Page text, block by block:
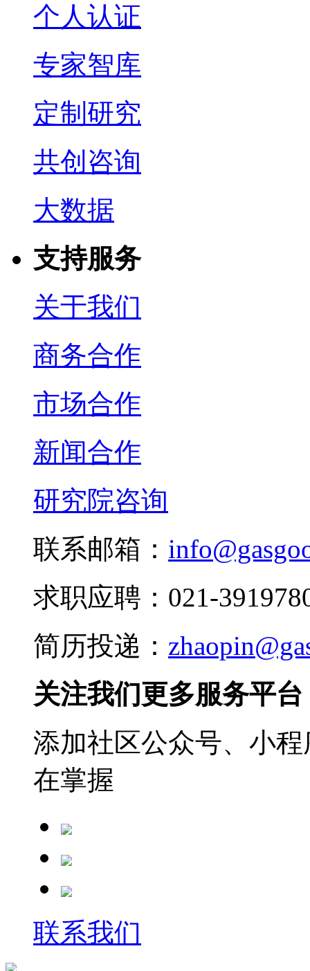
个人认证
专家智库
定制研究
共创咨询
大数据
支持服务
关于我们
商务合作
市场合作
新闻合作
研究院咨询
联系邮箱：
求职应聘：021-
简历投递：
关注我们更多服务平台
添加社区公众号、小
在掌握
联系我们